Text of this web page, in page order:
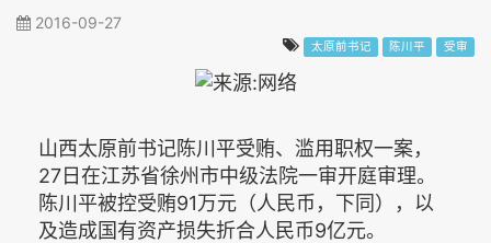
2016-09-27
太原前书记 陈川平 受审
山西太原前书记陈川平受贿、滥用职权一案，
27日在江苏省徐州市中级法院一审开庭审理。
陈川平被控受贿91万元（人民币，下同），以
及造成国有资产损失折合人民币9亿元。